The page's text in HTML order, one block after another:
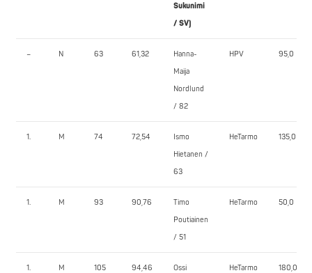
Sukunimi
/ SV)
– N 63 61,32
Hanna-
Maija
Nordlund
/ 82
HPV 95,0
1. M 74 72,54
Ismo
Hietanen /
63
HeTarmo 135,0
1. M 93 90,76
Timo
Poutiainen
/ 51
HeTarmo 50,0
1. M 105 94,46
Ossi
HeTarmo 180,0